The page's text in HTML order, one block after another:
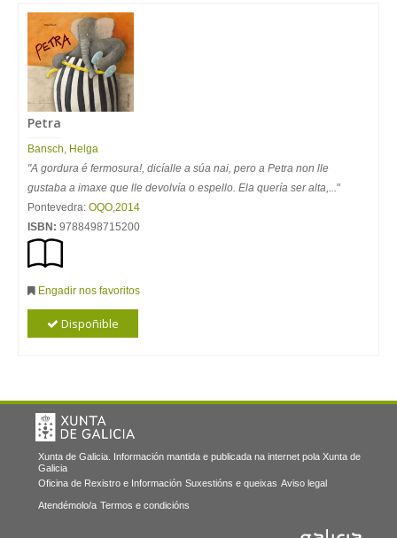
Petra
Bansch, Helga
"A gordura é fermosura!, dicíalle a súa nai, pero a Petra non lle
gustaba a imaxe que lle devolvía o espello. Ela quería ser alta,..."
Pontevedra: OQO,2014
ISBN: 9788498715200
Engadir nos favoritos
Dispoñible
Xunta de Galicia. Información mantida e publicada na internet pola Xunta de
Galicia
Oficina de Rexistro e Información Suxestións e queixas Aviso legal
Atendémolo/a Termos e condicións